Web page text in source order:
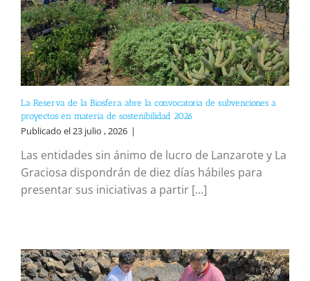
La Reserva de la Biosfera abre la convocatoria de subvenciones a
proyectos en materia de sostenibilidad 2026
Publicado el 23 julio , 2026 |
Las entidades sin ánimo de lucro de Lanzarote y La
Graciosa dispondrán de diez días hábiles para
presentar sus iniciativas a partir [...]